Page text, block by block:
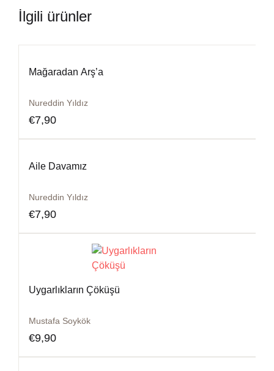
İlgili ürünler
Mağaradan Arş’a
Nureddin Yıldız
€7,90
Aile Davamız
Nureddin Yıldız
€7,90
Uygarlıkların Çöküşü
Mustafa Soykök
€9,90